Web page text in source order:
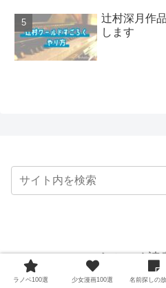
辻村深月作
します
らぶっく読
プライバシーポリシー
ラノベ100選 少女漫画100選 名前探しの